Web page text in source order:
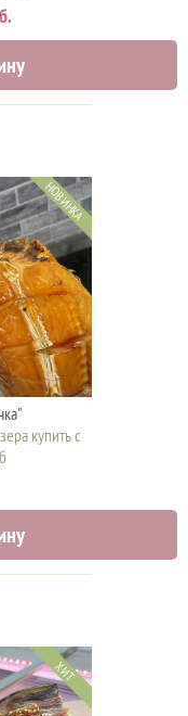
НОВИНКА
купить с
ХИТ